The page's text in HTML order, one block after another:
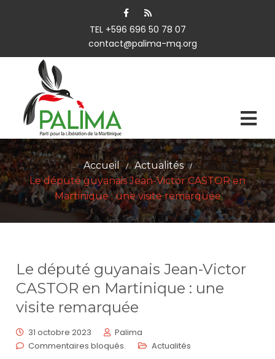
TEL +596 696 50 78 07
contact@palima-mq.org
Accueil / Actualités /
Le député guyanais Jean-Victor CASTOR en
Martinique : une visite remarquée
Le député guyanais Jean-Victor
CASTOR en Martinique : une
visite remarquée
31 octobre 2023
Palima
Commentaires bloqués.
Actualités